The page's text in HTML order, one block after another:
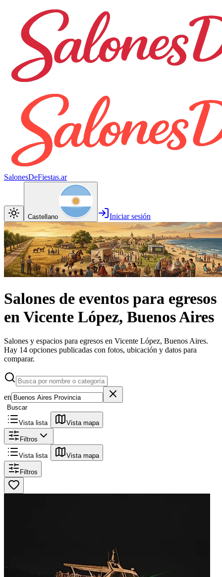
SalonesDeFiestas.ar
Castellano Iniciar sesión
Salones de eventos para egresos
en Vicente López, Buenos Aires
Salones y espacios para egresos en Vicente López, Buenos Aires.
Hay 14 opciones publicadas con fotos, ubicación y datos para
comparar.
en
Buscar
Vista lista Vista mapa
Filtros
Vista lista Vista mapa
Filtros